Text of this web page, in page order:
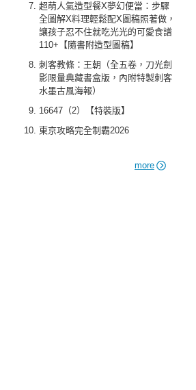
超萌人氣造型餐X夢幻便當：步驟
全圖解X料理輕鬆配X圖稿照著做，
讓孩子忍不住就吃光光的可愛食譜
110+【隨書附造型圖稿】
刺客教條：王朝（全五卷，刀光劍
影限量典藏書盒版，內附特製刺客
水墨古風海報）
16647（2）【特裝版】
東京攻略完全制霸2026
more